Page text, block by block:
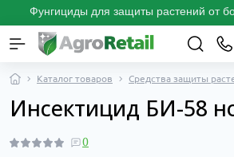
Фунгициды для защиты растений от
Каталог товаров Средства защиты
Инсектицид БИ-58
0